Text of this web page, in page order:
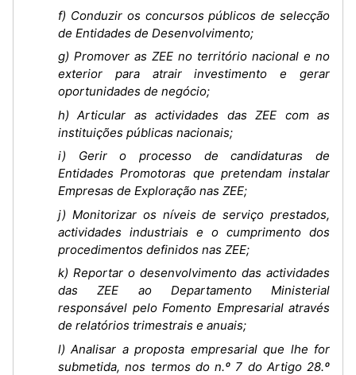
f) Conduzir os concursos públicos de selecção
de Entidades de Desenvolvimento;
g) Promover as ZEE no território nacional e no
exterior para atrair investimento e gerar
oportunidades de negócio;
h) Articular as actividades das ZEE com as
instituições públicas nacionais;
i) Gerir o processo de candidaturas de
Entidades Promotoras que pretendam instalar
Empresas de Exploração nas ZEE;
j) Monitorizar os níveis de serviço prestados,
actividades industriais e o cumprimento dos
procedimentos definidos nas ZEE;
k) Reportar o desenvolvimento das actividades
das ZEE ao Departamento Ministerial
responsável pelo Fomento Empresarial através
de relatórios trimestrais e anuais;
l) Analisar a proposta empresarial que lhe for
submetida, nos termos do n.º 7 do Artigo 28.º